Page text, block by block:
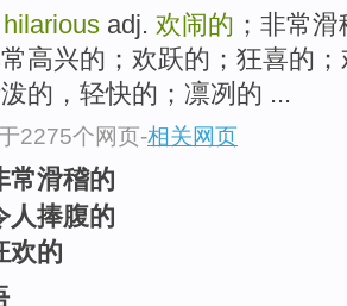
hilarious adj. 欢闹的 ；非常
高兴的；欢跃的；狂喜的
的，轻快的；凛冽的 ...
2275个网页-相关网页
常滑稽的
人捧腹的
欢的